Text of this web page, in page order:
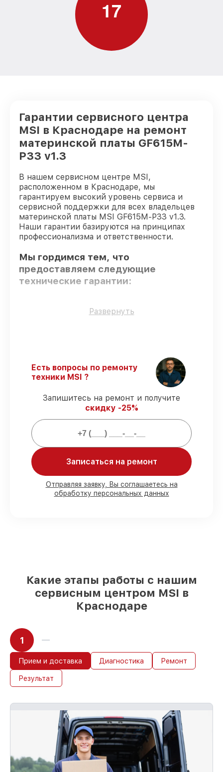
17
Гарантии сервисного центра
MSI в Краснодаре на ремонт
материнской платы GF615M-
P33 v1.3
В нашем сервисном центре MSI,
расположенном в Краснодаре, мы
гарантируем высокий уровень сервиса и
сервисной поддержки для всех владельцев
материнской платы MSI GF615M-P33 v1.3.
Наши гарантии базируются на принципах
профессионализма и ответственности.
Мы гордимся тем, что
предоставляем следующие
технические гарантии:
Оригинальные детали– гарантируем
обучение и ежегодную аттестацию, что
подтверждает их уровень мастерства.
Соблюдение сроков починки–
восстановление материнской платы
GF615M-P33 v1.3 выполняется строго в
оговоренные сроки.
Подтвержденная гарантия– все
работы по восстановлению проводятся с
официальной гарантией.
Мы гарантируем:
80%работ в присутствии заказчика
условии, что обслуживание началось
сразу
Развернуть
Есть вопросы по ремонту
техники MSI ?
Запишитесь на ремонт и получите
скидку -25%
Записаться на ремонт
Отправляя заявку, Вы соглашаетесь на
обработку персональных данных
Какие этапы работы с нашим
сервисным центром MSI в
Краснодаре
1
Прием и доставка Диагностика Ремонт
Результат